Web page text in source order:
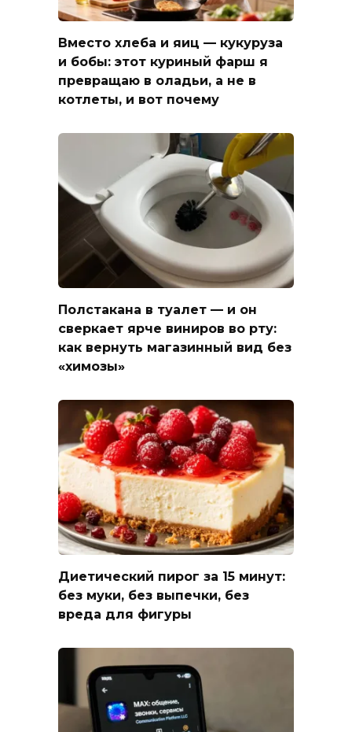
Вместо хлеба и яиц — кукуруза
и бобы: этот куриный фарш я
превращаю в оладьи, а не в
котлеты, и вот почему
Полстакана в туалет — и он
сверкает ярче виниров во рту:
как вернуть магазинный вид без
«химозы»
Диетический пирог за 15 минут:
без муки, без выпечки, без
вреда для фигуры